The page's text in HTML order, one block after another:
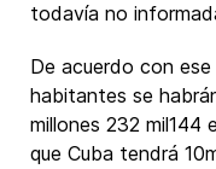
todavía no
De acuerdo con
habitantes se
millones 232 mil144
que Cuba tendrá